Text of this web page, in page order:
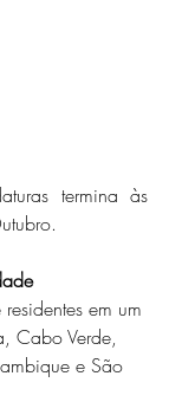
termina às
em um
Cabo Verde,
e São